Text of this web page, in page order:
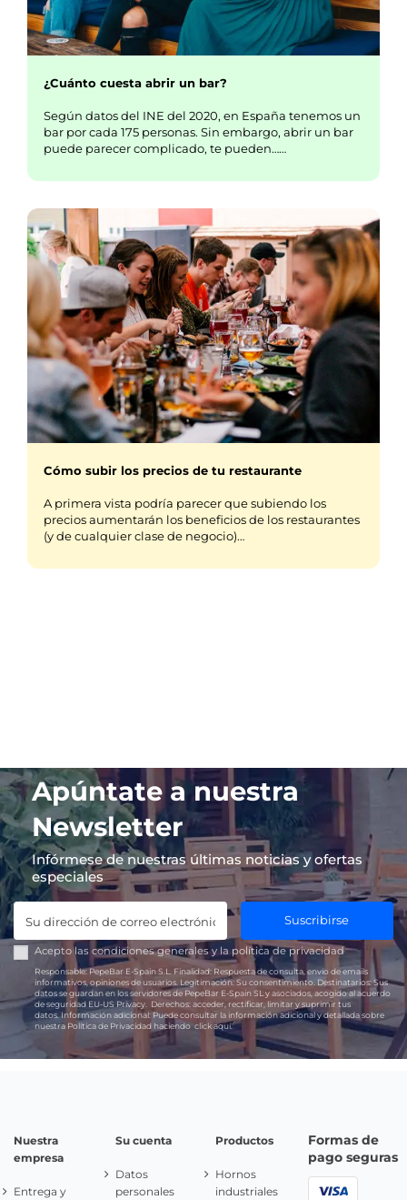
¿Cuánto cuesta abrir un bar?
Según datos del INE del 2020, en España tenemos un
bar por cada 175 personas. Sin embargo, abrir un bar
puede parecer complicado, te pueden……
Cómo subir los precios de tu restaurante
A primera vista podría parecer que subiendo los
precios aumentarán los beneficios de los restaurantes
(y de cualquier clase de negocio)…
Apúntate a nuestra
Newsletter
Infórmese de nuestras últimas noticias y ofertas
especiales
Suscribirse
Acepto las condiciones generales y lapolítica de privacidad
Responsable:PepeBar E-Spain S.L. Finalidad: Respuesta de consulta, envío de emails
informativos, opiniones de usuarios. Legitimación: Su consentimiento. Destinatarios:Sus
datos se guardan en los servidores de PepeBar E-Spain SL y asociados, acogido al acuerdo
de seguridad EU-US Privacy.
Derechos: acceder, rectificar, limitar y suprimir tus
datos.Información adicional:Puede consultar la información adicional y detallada sobre
nuestra Política de Privacidad haciendoclick aquí.
Nuestra
empresa
Entrega y
Su cuenta
Datos
personales
Productos
Hornos
industriales
Formas de
pago seguras